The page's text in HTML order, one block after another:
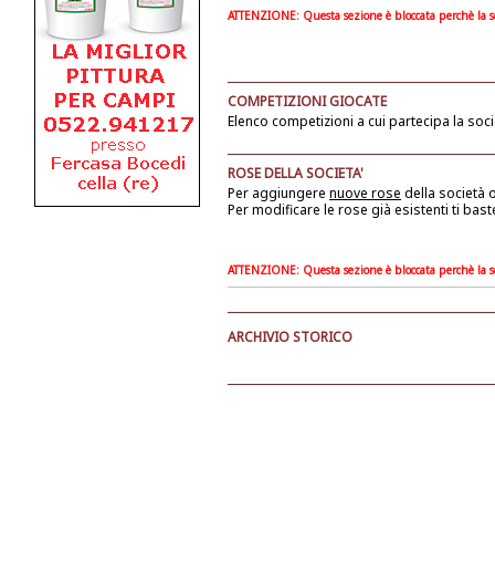
ATTENZIONE: Questa sezione è bloccata perchè
COMPETIZIONI GIOCATE
Elenco competizioni a cui partecipa la
ROSE DELLA SOCIETA'
Per aggiungere nuove rose della società
Per modificare le rose già esistenti ti
ATTENZIONE: Questa sezione è bloccata perchè
ARCHIVIO STORICO